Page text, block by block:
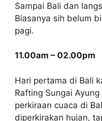
Sampai Bali dan
Biasanya sih belum
pagi.
11.00am – 02.00pm
Hari pertama di Bali
Rafting Sungai
perkiraan cuaca di
diperkirakan hujan,